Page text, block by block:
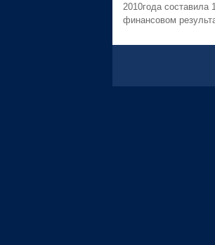
2010года составила
финансовом